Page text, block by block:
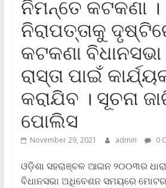
ନିମନ୍ତେ କଟକଣା ।
ନିରାପତ୍ତାକୁ
କଟକଣା
ରାସ୍ତା ପାଇଁ
କରାଯିବ । ସୂଚନା
ପୋଲିସ
November 29, 2021 admin 0
ଓଡ଼ିଶା ସହରାଞ୍ଚଳ ଆଇନ ୨୦୦୩ର
ବିଧାନସଭା ଅଧିବେଶନ ସମୟରେ